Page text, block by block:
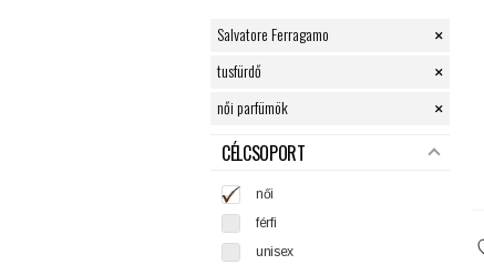
Salvatore Ferragamo ×
tusfürdő ×
női parfümök ×
SZŰRÉS
CÉLCSOPORT
női
férfi
unisex